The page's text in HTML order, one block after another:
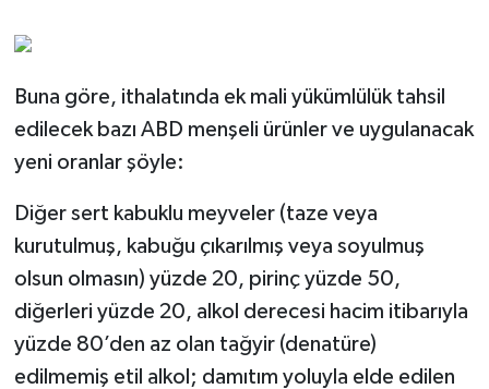
Buna göre, ithalatında ek mali yükümlülük tahsil
edilecek bazı ABD menşeli ürünler ve uygulanacak
yeni oranlar şöyle:
Diğer sert kabuklu meyveler (taze veya
kurutulmuş, kabuğu çıkarılmış veya soyulmuş
olsun olmasın) yüzde 20, pirinç yüzde 50,
diğerleri yüzde 20, alkol derecesi hacim itibarıyla
yüzde 80’den az olan tağyir (denatüre)
edilmemiş etil alkol; damıtım yoluyla elde edilen